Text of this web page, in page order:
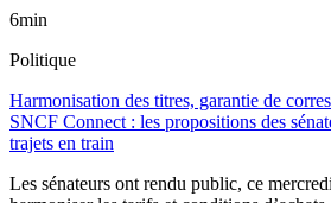
6min
Politique
Harmonisation des titres, garantie de
SNCF Connect : les propositions des
trajets en train
Les sénateurs ont rendu public, ce